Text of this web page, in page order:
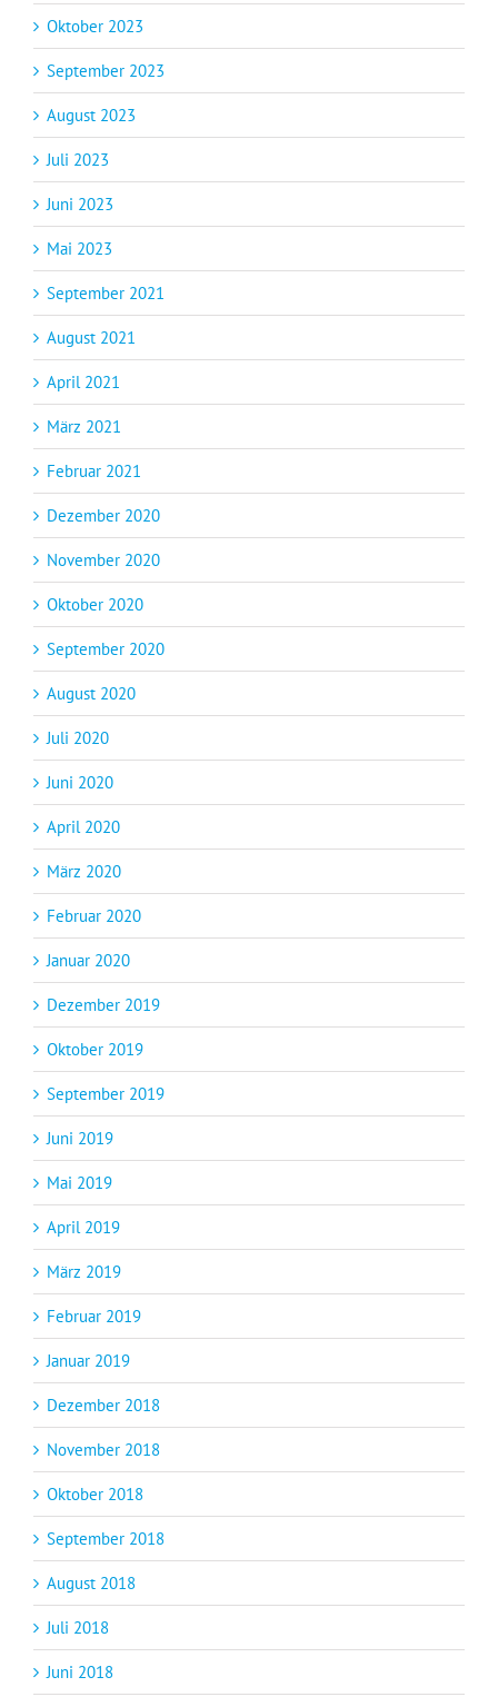
Oktober 2023
September 2023
August 2023
Juli 2023
Juni 2023
Mai 2023
September 2021
August 2021
April 2021
März 2021
Februar 2021
Dezember 2020
November 2020
Oktober 2020
September 2020
August 2020
Juli 2020
Juni 2020
April 2020
März 2020
Februar 2020
Januar 2020
Dezember 2019
Oktober 2019
September 2019
Juni 2019
Mai 2019
April 2019
März 2019
Februar 2019
Januar 2019
Dezember 2018
November 2018
Oktober 2018
September 2018
August 2018
Juli 2018
Juni 2018